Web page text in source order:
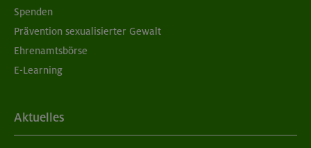
Spenden
Prävention sexualisierter Gewalt
Ehrenamtsbörse
E-Learning
Aktuelles